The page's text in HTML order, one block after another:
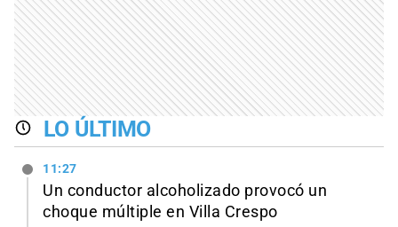
LO ÚLTIMO
11:27
Un conductor alcoholizado provocó un
choque múltiple en Villa Crespo